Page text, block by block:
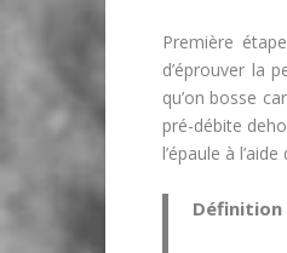
Première
d’éprouver la
qu’on bosse
pré-débite
l’épaule à
Définition